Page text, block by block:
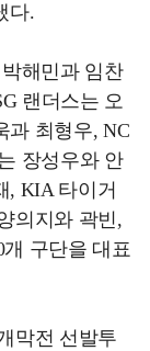
다.
해민과 임찬
랜더스는 오
과 최형우, NC
장성우와 안
, KIA 타이거
의지와 곽빈,
구단을 대표
막전 선발투